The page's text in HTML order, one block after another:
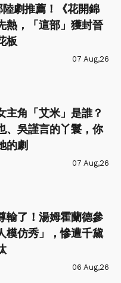
劇推薦！《花開錦
熱，「這部」獲封晉
板
07 Aug,26
主角「艾米」是誰？
、吳謹言的丫鬟，你
的劇
07 Aug,26
輸了！湯姆霍蘭德參
模仿秀」，慘遭千黛
06 Aug,26